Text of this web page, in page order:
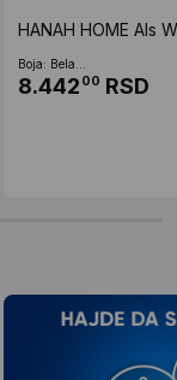
HANAH HOME Als
Boja: Bela...
8.442 00 RSD